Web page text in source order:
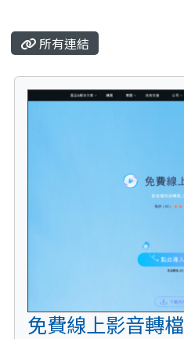
所有連結
免費線上影音轉檔